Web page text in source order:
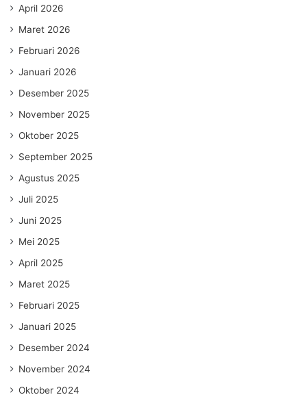
April 2026
Maret 2026
Februari 2026
Januari 2026
Desember 2025
November 2025
Oktober 2025
September 2025
Agustus 2025
Juli 2025
Juni 2025
Mei 2025
April 2025
Maret 2025
Februari 2025
Januari 2025
Desember 2024
November 2024
Oktober 2024